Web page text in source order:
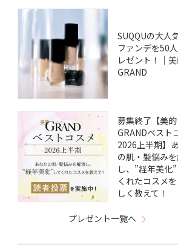
SUQQUの大人
ファンデを50
レゼント！｜
GRAND
募集終了【美的
GRANDベスト
2026上半期】
の肌・髪悩み
し、”経年美化
くれたコスメ
しく教えて！
プレゼント一覧へ